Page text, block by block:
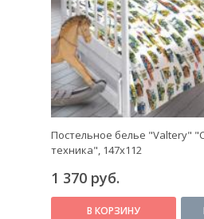
Постельное белье "Valtery"
техника", 147х112
1 370 руб.
В КОРЗИНУ